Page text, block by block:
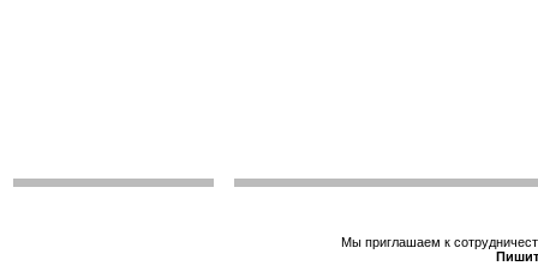
Мы приглашаем к